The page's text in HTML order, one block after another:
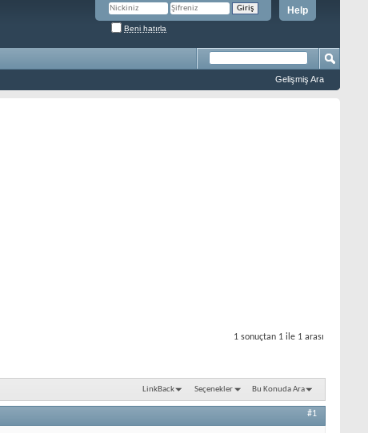
Help
Beni hatırla
Gelişmiş Ara
1 sonuçtan 1 ile 1 arası
LinkBack Seçenekler Bu Konuda Ara
#1